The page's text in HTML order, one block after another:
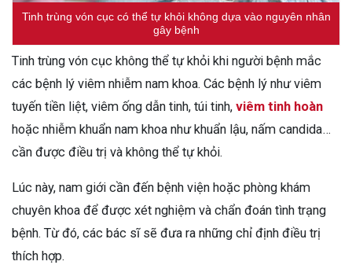
Tinh trùng vón cục có thể tự khỏi không dựa vào nguyên nhân
gây bệnh
Tinh trùng vón cục không thể tự khỏi khi người bệnh mắc
các bệnh lý viêm nhiễm nam khoa. Các bệnh lý như viêm
tuyến tiền liệt, viêm ống dẫn tinh, túi tinh, viêm tinh hoàn
hoặc nhiễm khuẩn nam khoa như khuẩn lậu, nấm candida…
cần được điều trị và không thể tự khỏi.
Lúc này, nam giới cần đến bệnh viện hoặc phòng khám
chuyên khoa để được xét nghiệm và chẩn đoán tình trạng
bệnh. Từ đó, các bác sĩ sẽ đưa ra những chỉ định điều trị
thích hợp.